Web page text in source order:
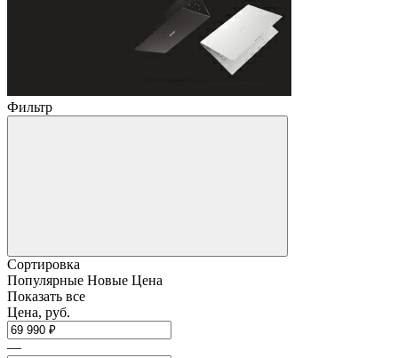
Фильтр
Сортировка
Популярные Новые Цена
Показать все
Цена, руб.
—